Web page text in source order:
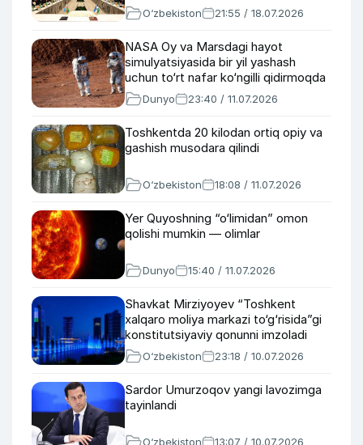
O‘zbekiston 21:55 / 18.07.2026
NASA Oy va Marsdagi hayot
simulyatsiyasida bir yil yashash
uchun to‘rt nafar ko‘ngilli qidirmoqda
Dunyo 23:40 / 11.07.2026
Toshkentda 20 kilodan ortiq opiy va
gashish musodara qilindi
O‘zbekiston 18:08 / 11.07.2026
Yer Quyoshning “o‘limidan” omon
qolishi mumkin — olimlar
Dunyo 15:40 / 11.07.2026
Shavkat Mirziyoyev “Toshkent
xalqaro moliya markazi to‘g‘risida”gi
konstitutsiyaviy qonunni imzoladi
O‘zbekiston 23:18 / 10.07.2026
Sardor Umurzoqov yangi lavozimga
tayinlandi
O‘zbekiston 13:07 / 10.07.2026